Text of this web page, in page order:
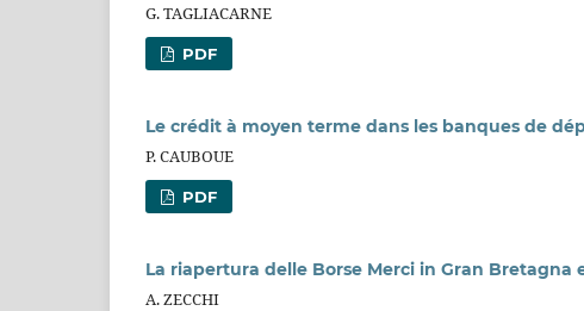
G. TAGLIACARNE
PDF
Le crédit à moyen terme dans les banques de
P. CAUBOUE
PDF
La riapertura delle Borse Merci in Gran
A. ZECCHI